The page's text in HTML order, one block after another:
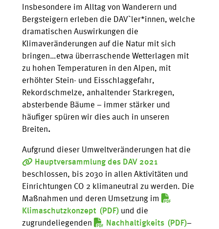
Insbesondere im Alltag von Wanderern und
Bergsteigern erleben die DAV`ler*innen, welche
dramatischen Auswirkungen die
Klimaveränderungen auf die Natur mit sich
bringen…etwa überraschende Wetterlagen mit
zu hohen Temperaturen in den Alpen, mit
erhöhter Stein- und Eisschlaggefahr,
Rekordschmelze, anhaltender Starkregen,
absterbende Bäume – immer stärker und
häufiger spüren wir dies auch in unseren
Breiten.
Aufgrund dieser Umweltveränderungen hat die
Hauptversammlung des DAV 2021
beschlossen, bis 2030 in allen Aktivitäten und
Einrichtungen CO 2 klimaneutral zu werden. Die
Maßnahmen und deren Umsetzung im
Klimaschutzkonzept
und die
zugrundeliegenden
Nachhaltigkeits
–